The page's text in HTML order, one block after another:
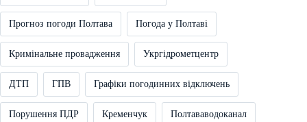
Прогноз погоди Полтава Погода у Полтаві
Кримінальне провадження Укргідрометцентр
ДТП ГПВ Графіки погодинних відключень
Порушення ПДР Кременчук Полтававодоканал